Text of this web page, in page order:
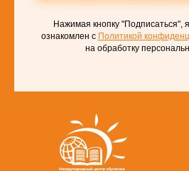
Нажимая кнопку "Подписаться",
ознакомлен с Политикой
на обработку